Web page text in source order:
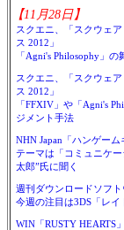
【11月28日】
スクエニ、「スクウェ
ス 2012」
「Agni's Philosophy」
スクエニ、「スクウェ
ス 2012」
「FFXIV」や「Agni's
ジメント手法
NHN Japan「ハンゲー
テーマは「コミュニケ
太郎”氏に聞く
週刊ダウンロードソフ
今週の注目は3DS「レイ
WIN「RUSTY HEARTS